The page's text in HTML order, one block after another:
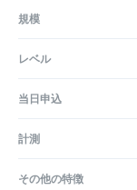
規模
レベル
当日申込
計測
その他の特徴